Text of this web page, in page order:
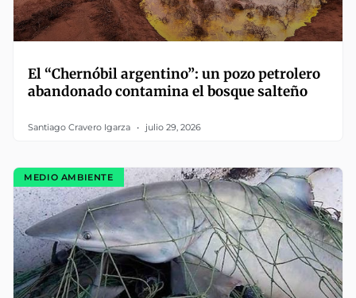
El “Chernóbil argentino”: un pozo petrolero
abandonado contamina el bosque salteño
Santiago Cravero Igarza julio 29, 2026
MEDIO AMBIENTE